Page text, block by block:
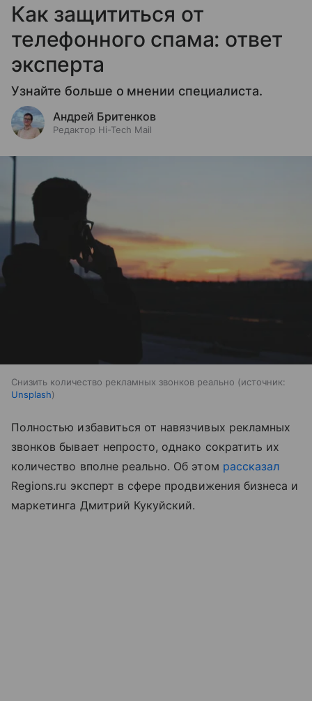
Как защититься от
телефонного спама: ответ
эксперта
Узнайте больше о мнении специалиста.
Андрей Бритенков
Редактор Hi-Tech Mail
Снизить количество рекламных звонков реально
источник:
Unsplash
Полностью избавиться от навязчивых рекламных
звонков бывает непросто, однако сократить их
количество вполне реально. Об этом рассказал
Regions.ru эксперт в сфере продвижения бизнеса и
маркетинга Дмитрий Кукуйский.